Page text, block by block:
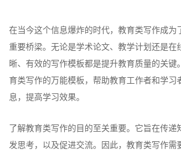
在当今这个信息爆炸的时代，教育类写作成为
重要桥梁。无论是学术论文、教学计划还是在
晰、有效的写作模板都是提升教育质量的关键
育类写作的万能模板，帮助教育工作者和学习
息，提高学习效果。
了解教育类写作的目的至关重要。它旨在传递
发思考，以及促进交流。因此，教育类写作需